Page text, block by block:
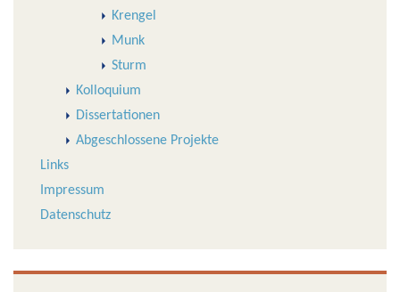
Krengel
Munk
Sturm
Kolloquium
Dissertationen
Abgeschlossene Projekte
Links
Impressum
Datenschutz